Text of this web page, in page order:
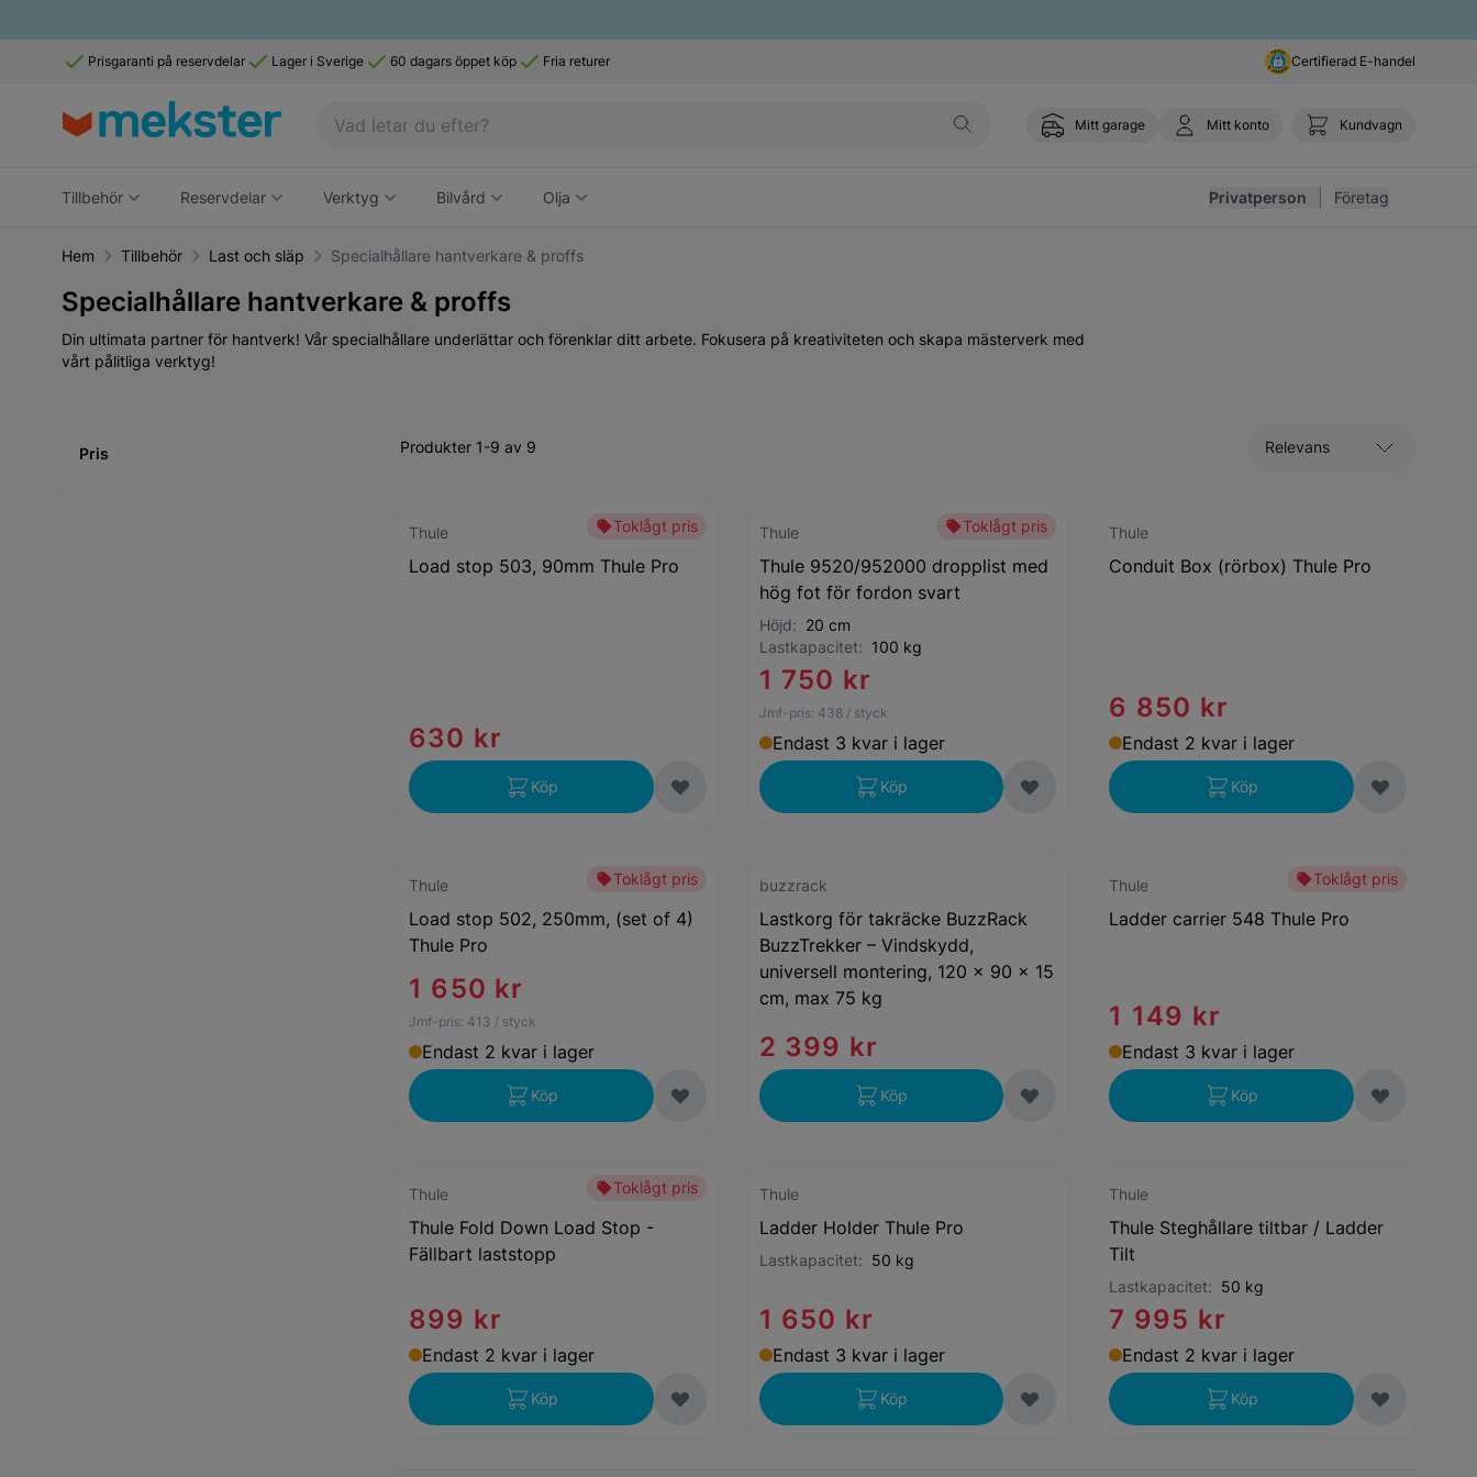
Prisgaranti på reservdelar Lager i Sverige 60 dagars öppet köp Fria returer Certifierad E-handel
Mitt garage Mitt konto Kundvagn
Tillbehör Reservdelar Verktyg Bilvård Olja Privatperson Företag
Hem Tillbehör Last och släp Specialhållare hantverkare & proffs
Specialhållare hantverkare & proffs
Din ultimata partner för hantverk! Vår specialhållare underlättar och förenklar ditt arbete. Fokusera på kreativiteten och skapa mästerverk med
vårt pålitliga verktyg!
Pris
Sortera efter
Produkter 1-9 av 9
Toklågt pris
Thule
Load stop 503, 90mm Thule Pro
630 kr
Köp
Toklågt pris
Thule
Thule 9520/952000 dropplist med
hög fot för fordon svart
Höjd: 20 cm
Lastkapacitet: 100 kg
1 750 kr
Jmf-pris: 438 / styck
Endast 3 kvar i lager
Köp
Thule
Conduit Box (rörbox) Thule Pro
6 850 kr
Endast 2 kvar i lager
Köp
Toklågt pris
Thule
Load stop 502, 250mm, (set of 4)
Thule Pro
1 650 kr
Jmf-pris: 413 / styck
Endast 2 kvar i lager
Köp
buzzrack
Lastkorg för takräcke BuzzRack
BuzzTrekker – Vindskydd,
universell montering, 120 x 90 x 15
cm, max 75 kg
2 399 kr
Köp
Toklågt pris
Thule
Ladder carrier 548 Thule Pro
1 149 kr
Endast 3 kvar i lager
Köp
Toklågt pris
Thule
Thule Fold Down Load Stop -
Fällbart laststopp
899 kr
Endast 2 kvar i lager
Köp
Thule
Ladder Holder Thule Pro
Lastkapacitet: 50 kg
1 650 kr
Endast 3 kvar i lager
Köp
Thule
Thule Steghållare tiltbar / Ladder
Tilt
Lastkapacitet: 50 kg
7 995 kr
Endast 2 kvar i lager
Köp